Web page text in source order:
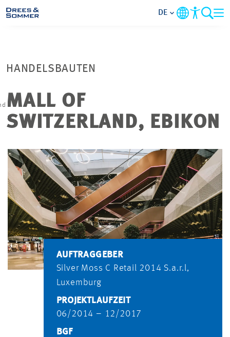
KONTAKT
KARRIERE
PROJEKTE
DE
HANDELSBAUTEN
MALL OF
SWITZERLAND, EBIKON
AUFTRAGGEBER
Silver Moss C Retail 2014 S.a.r.l,
Luxemburg
PROJEKTLAUFZEIT
06/2014 – 12/2017
BGF